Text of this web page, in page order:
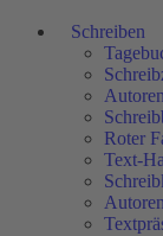
Schreiben
Roter
Text-